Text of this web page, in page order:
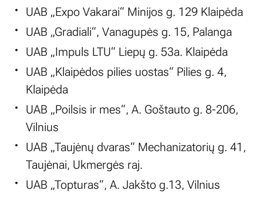
UAB „Expo Vakarai“ Minijos g. 129 Klaipėda
UAB „Gradiali“, Vanagupės g. 15, Palanga
UAB „Impuls LTU“ Liepų g. 53a. Klaipėda
UAB „Klaipėdos pilies uostas“ Pilies g. 4,
Klaipėda
UAB „Poilsis ir mes“, A. Goštauto g. 8-206,
Vilnius
UAB „Taujėnų dvaras“ Mechanizatorių g. 41,
Taujėnai, Ukmergės raj.
UAB „Topturas“, A. Jakšto g.13, Vilnius